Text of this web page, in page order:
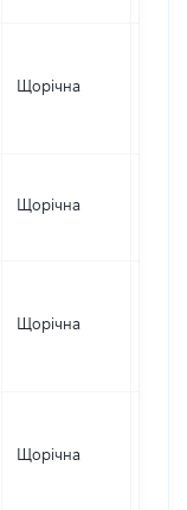
Щорічна
Щорічна
Щорічна
Щорічна